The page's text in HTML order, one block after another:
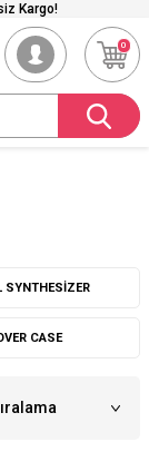
Kargo!
0
SYNTHESIZER
CASE